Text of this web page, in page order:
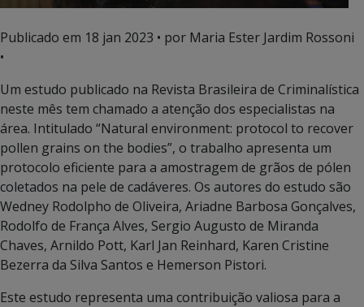
Publicado em 18 jan 2023 • por Maria Ester Jardim Rossoni
•
Um estudo publicado na Revista Brasileira de Criminalística
neste mês tem chamado a atenção dos especialistas na
área. Intitulado “Natural environment: protocol to recover
pollen grains on the bodies”, o trabalho apresenta um
protocolo eficiente para a amostragem de grãos de pólen
coletados na pele de cadáveres. Os autores do estudo são
Wedney Rodolpho de Oliveira, Ariadne Barbosa Gonçalves,
Rodolfo de França Alves, Sergio Augusto de Miranda
Chaves, Arnildo Pott, Karl Jan Reinhard, Karen Cristine
Bezerra da Silva Santos e Hemerson Pistori.
Este estudo representa uma contribuição valiosa para a